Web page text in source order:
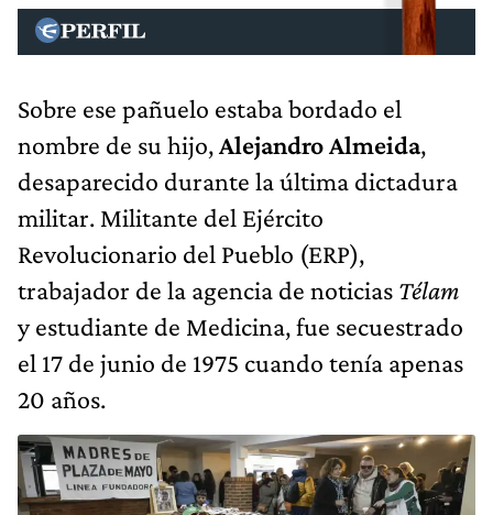
Sobre ese pañuelo estaba bordado el
nombre de su hijo,Alejandro Almeida,
desaparecido durante la última dictadura
militar. Militante del Ejército
Revolucionario del Pueblo (ERP),
trabajador de la agencia de noticias Télam
y estudiante de Medicina, fue secuestrado
el 17 de junio de 1975 cuando tenía apenas
20 años.